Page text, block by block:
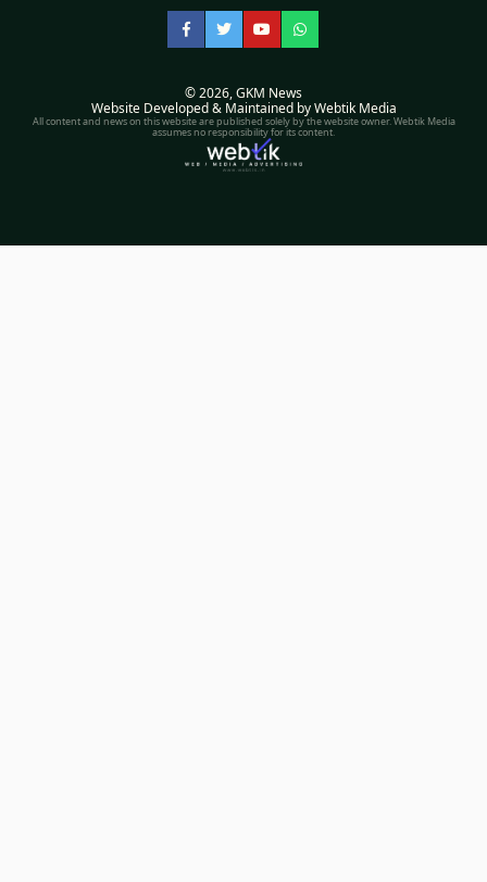
Facebook
TwitterYouTubeWhatsApp
© 2026,GKM News
Website Developed & Maintained by Webtik Media
All content and news on this website are published solely by the website owner. Webtik Media
assumes no responsibility for its content.